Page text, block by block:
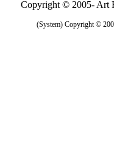
Copyright © 2005- Art
(System) Copyright ©